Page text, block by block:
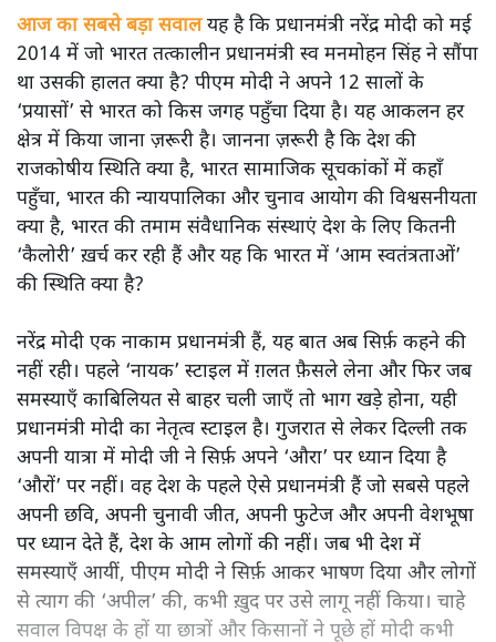
आज का सबसे बड़ा सवालयह है कि प्रधानमंत्री नरेंद्र मोदी को मई
2014 में जो भारत तत्कालीन प्रधानमंत्री स्व मनमोहन सिंह ने सौंपा
था उसकी हालत क्या है? पीएम मोदी ने अपने 12 सालों के
‘प्रयासों’ से भारत को किस जगह पहुँचा दिया है। यह आकलन हर
क्षेत्र में किया जाना ज़रूरी है। जानना ज़रूरी है कि देश की
राजकोषीय स्थिति क्या है, भारत सामाजिक सूचकांकों में कहाँ
पहुँचा, भारत की न्यायपालिका और चुनाव आयोग की विश्वसनीयता
क्या है, भारत की तमाम संवैधानिक संस्थाएं देश के लिए कितनी
‘कैलोरी’ ख़र्च कर रही हैं और यह कि भारत में ‘आम स्वतंत्रताओं’
की स्थिति क्या है?
नरेंद्र मोदी एक नाकाम प्रधानमंत्री हैं, यह बात अब सिर्फ़ कहने की
नहीं रही। पहले ‘नायक’ स्टाइल में ग़लत फ़ैसले लेना और फिर जब
समस्याएँ काबिलियत से बाहर चली जाएँ तो भाग खड़े होना, यही
प्रधानमंत्री मोदी का नेतृत्व स्टाइल है। गुजरात से लेकर दिल्ली तक
अपनी यात्रा में मोदी जी ने सिर्फ़ अपने ‘औरा’ पर ध्यान दिया है
‘औरों’ पर नहीं। वह देश के पहले ऐसे प्रधानमंत्री हैं जो सबसे पहले
अपनी छवि, अपनी चुनावी जीत, अपनी फुटेज और अपनी वेशभूषा
पर ध्यान देते हैं, देश के आम लोगों की नहीं। जब भी देश में
समस्याएँ आयीं, पीएम मोदी ने सिर्फ़ आकर भाषण दिया और लोगों
से त्याग की ‘अपील’ की, कभी ख़ुद पर उसे लागू नहीं किया। चाहे
सवाल विपक्ष के हों या छात्रों और किसानों ने पूछे हों मोदी कभी